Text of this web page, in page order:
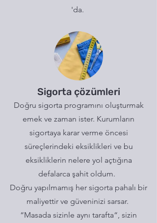
'da.
Sigorta çözümleri
Doğru sigorta programını oluşturmak
emek ve zaman ister. Kurumların
sigortaya karar verme öncesi
süreçlerindeki eksiklikleri ve bu
eksikliklerin nelere yol açtığına
defalarca şahit oldum.
Doğru yapılmamış her sigorta pahalı bir
maliyettir ve güveninizi sarsar.
“Masada sizinle aynı tarafta“, sizin